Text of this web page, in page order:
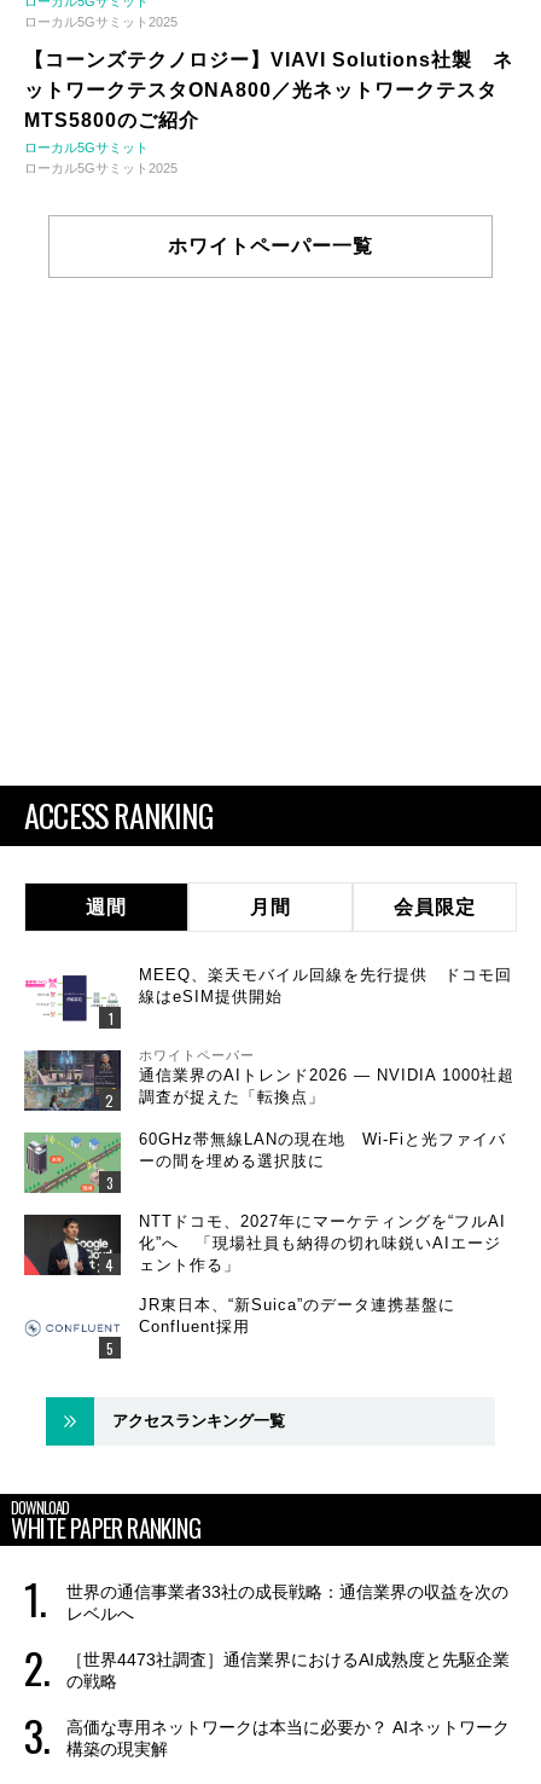
ローカル5Gサミット2025
【コーンズテクノロジー】VIAVI Solutions社製 ネ
ットワークテスタONA800／光ネットワークテスタ
MTS5800のご紹介
ローカル5Gサミット
ローカル5Gサミット2025
ホワイトペーパー一覧
ACCESS RANKING
週間 月間 会員限定
MEEQ、楽天モバイル回線を先行提供 ドコモ回
線はeSIM提供開始
ホワイトペーパー
通信業界のAIトレンド2026 ― NVIDIA 1000社超
調査が捉えた「転換点」
60GHz帯無線LANの現在地 Wi-Fiと光ファイバ
ーの間を埋める選択肢に
NTTドコモ、2027年にマーケティングを“フルAI
化”へ 「現場社員も納得の切れ味鋭いAIエージ
ェント作る」
JR東日本、“新Suica”のデータ連携基盤に
Confluent採用
アクセスランキング一覧
DOWNLOAD
WHITE PAPER RANKING
世界の通信事業者33社の成長戦略：通信業界の収益を次の
レベルへ
［世界4473社調査］通信業界におけるAI成熟度と先駆企業
の戦略
高価な専用ネットワークは本当に必要か？ AIネットワーク
構築の現実解